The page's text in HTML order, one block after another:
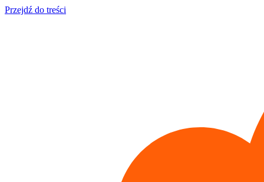
Przejdź do treści